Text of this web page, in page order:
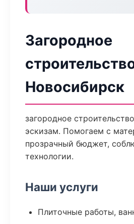
Загородное
Новосибирск
загородное
эскизам. Помогаем с
прозрачный бюджет,
технологии.
Наши услуги
Плиточные работы,